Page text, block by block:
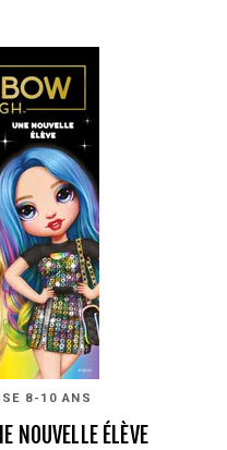
8-10 ANS
NOUVELLE ÉLÈVE